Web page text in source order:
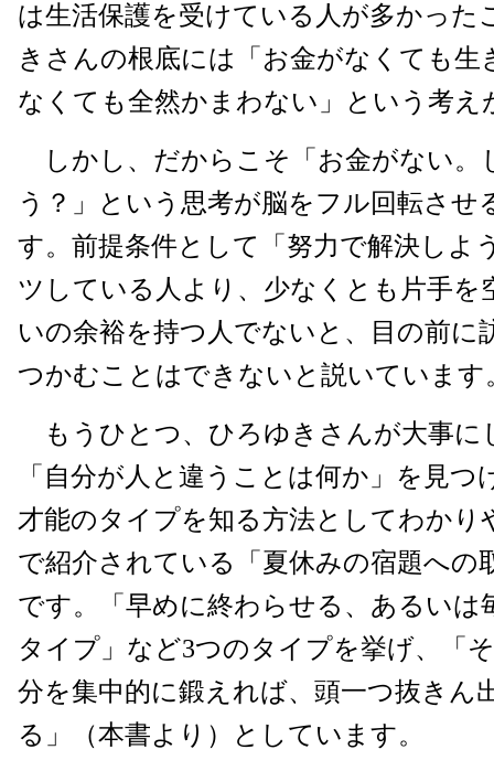
は生活保護を受けている人が多かった
きさんの根底には「お金がなくても生
なくても全然かまわない」という考え
しかし、だからこそ「お金がない。
う？」という思考が脳をフル回転させ
す。前提条件として「努力で解決しよ
ツしている人より、少なくとも片手を
いの余裕を持つ人でないと、目の前に
つかむことはできないと説いています
もうひとつ、ひろゆきさんが大事に
「自分が人と違うことは何か」を見つ
才能のタイプを知る方法としてわかり
で紹介されている「夏休みの宿題への
です。「早めに終わらせる、あるいは
タイプ」など3つのタイプを挙げ、「
分を集中的に鍛えれば、頭一つ抜きん
る」（本書より）としています。